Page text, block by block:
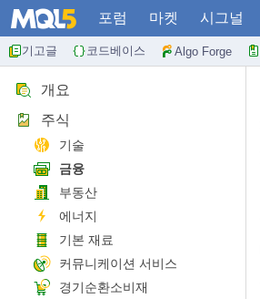
포럼 마켓 시그널
기고글 코드베이스 Algo Forge
개요
주식
기술
금융
부동산
에너지
기본 재료
커뮤니케이션 서비스
경기순환소비재